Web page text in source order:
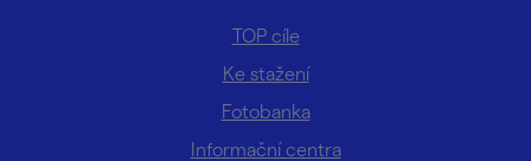
TOP cíle
Ke stažení
Fotobanka
Informační centra